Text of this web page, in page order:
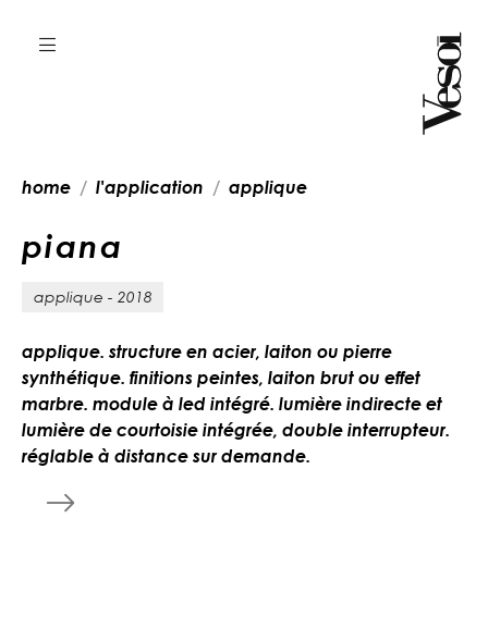
home l'application applique
piana
applique - 2018
applique. structure en acier, laiton ou pierre
synthétique. finitions peintes, laiton brut ou effet
marbre. module à led intégré. lumière indirecte et
lumière de courtoisie intégrée, double interrupteur.
réglable à distance sur demande.